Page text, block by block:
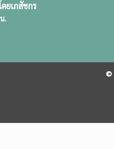
ยเภสัชกร
น.
©